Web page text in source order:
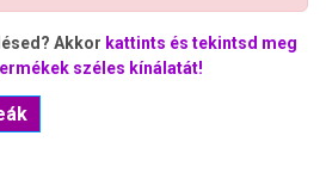
Akkor kattints és tekintsd meg
széles kínálatát!